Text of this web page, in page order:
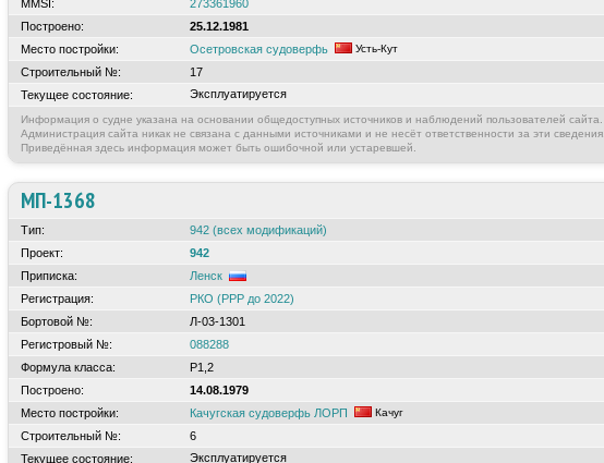
MMSI:
273361960
Построено:
25.12.1981
Место постройки:
Осетровская судоверфь Усть-Кут
Строительный №:
17
Текущее состояние:
Эксплуатируется
Информация о судне указана на основании общедоступных источников и наблюдений пользователей сайта.
Администрация сайта никак не связана с данными источниками и не несёт ответственности за эти сведения.
Приведённая здесь информация может быть ошибочной или устаревшей.
МП-1368
Тип:
942 (всех модификаций)
Проект:
942
Приписка:
Ленск
Регистрация:
РКО (РРР до 2022)
Бортовой №:
Л-03-1301
Регистровый №:
088288
Формула класса:
Р1,2
Построено:
14.08.1979
Место постройки:
Качугская судоверфь ЛОРП Качуг
Строительный №:
6
Текущее состояние:
Эксплуатируется